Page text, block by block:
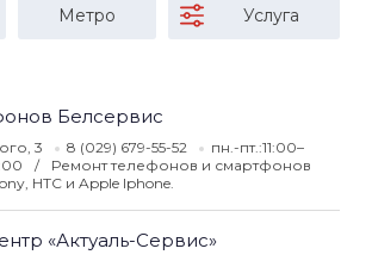
Метро Услуга
Белсервис
3 8 (029) 679-55-52
пн.-пт.:11:00–
Ремонт телефонов и смартфонов
HTC и Apple Iphone.
«Актуаль-Сервис»